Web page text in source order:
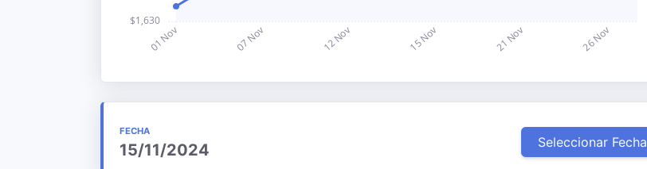
FECHA
15/11/2024 Seleccionar Fecha